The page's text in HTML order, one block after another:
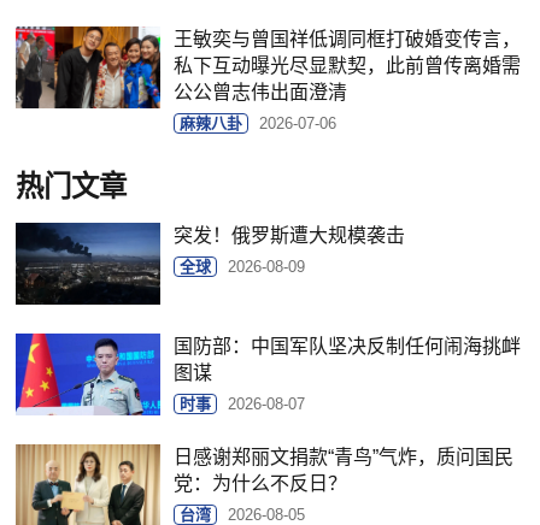
王敏奕与曾国祥低调同框打破婚变传言，
私下互动曝光尽显默契，此前曾传离婚需
公公曾志伟出面澄清
麻辣八卦 2026-07-06
热门文章
突发！俄罗斯遭大规模袭击
全球 2026-08-09
国防部：中国军队坚决反制任何闹海挑衅
图谋
时事 2026-08-07
日感谢郑丽文捐款“青鸟”气炸，质问国民
党：为什么不反日？
台湾 2026-08-05